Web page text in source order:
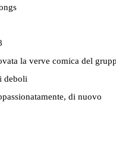
la verve comica del
deboli
di nuovo